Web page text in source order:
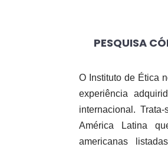
PESQUISA
O Instituto de Ética
experiência
internacional.
América Latina
americanas